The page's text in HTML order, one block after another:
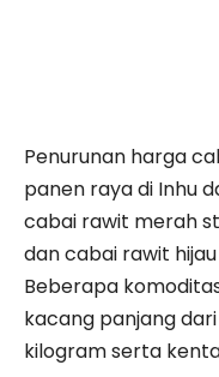
Penurunan harga
panen raya di Inhu
cabai rawit merah
dan cabai rawit
Beberapa
kacang panjang dari
kilogram serta